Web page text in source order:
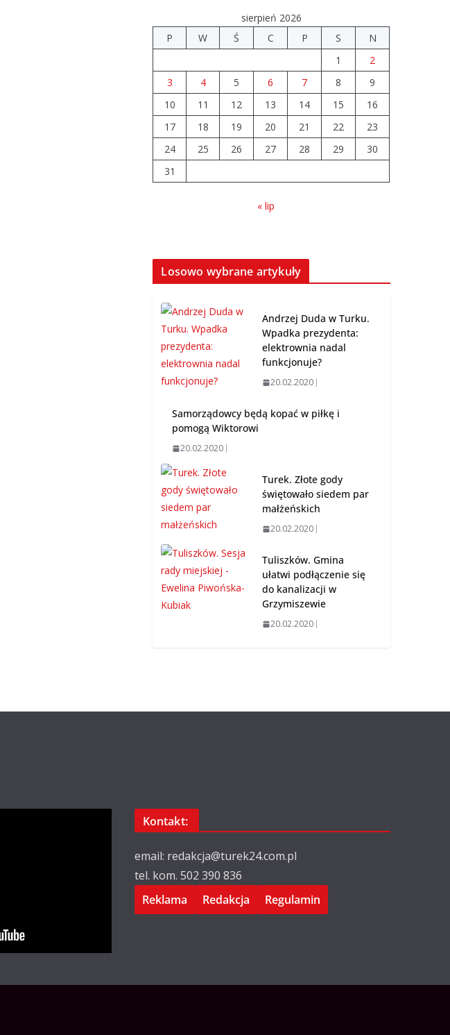
Szkoła we
Władysławowie
modernizację
06.08.2026
Prawie 20 tys. zł dla
dyrektora szpitala.
Podwyżka mimo
04.08.2026
miejsce trudno uznać
za sukces
sierpień 2026
P
W Ś C P S
N
1
2
3
4 5 6 7 8
9
10
11 12 13 14 15
16
17
18 19 20 21 22
23
24
25 26 27 28 29
30
31
« lip
Losowo wybrane artykuły
Andrzej Duda w Turku.
Wpadka prezydenta:
elektrownia nadal
funkcjonuje?
20.02.2020
Samorządowcy będą kopać w piłkę i
pomogą Wiktorowi
20.02.2020
Turek. Złote gody
świętowało siedem par
małżeńskich
20.02.2020
Tuliszków. Gmina
ułatwi podłączenie się
do kanalizacji w
Grzymiszewie
20.02.2020
Kontakt:
email: redakcja@turek24.com.pl
tel. kom. 502 390 836
Reklama
Redakcja Regulamin